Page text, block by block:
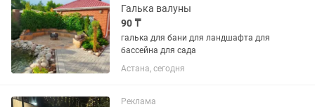
Галька валуны
90 ₸
галька для бани для ландшафта для
бассейна для сада
Астана, сегодня
Реклама